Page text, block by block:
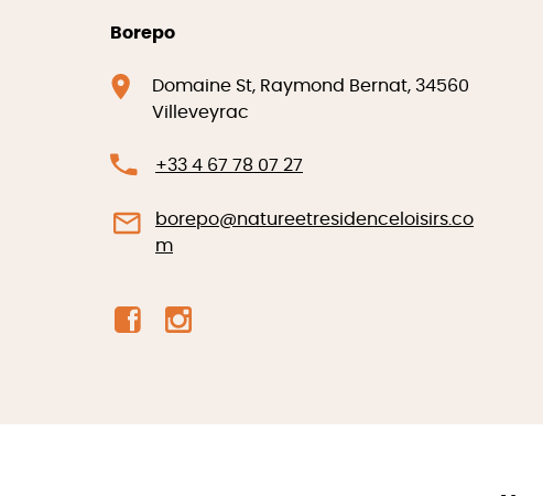
Borepo
Domaine St, Raymond Bernat, 34560
Villeveyrac
+33 4 67 78 07 27
borepo@natureetresidenceloisirs.co
m